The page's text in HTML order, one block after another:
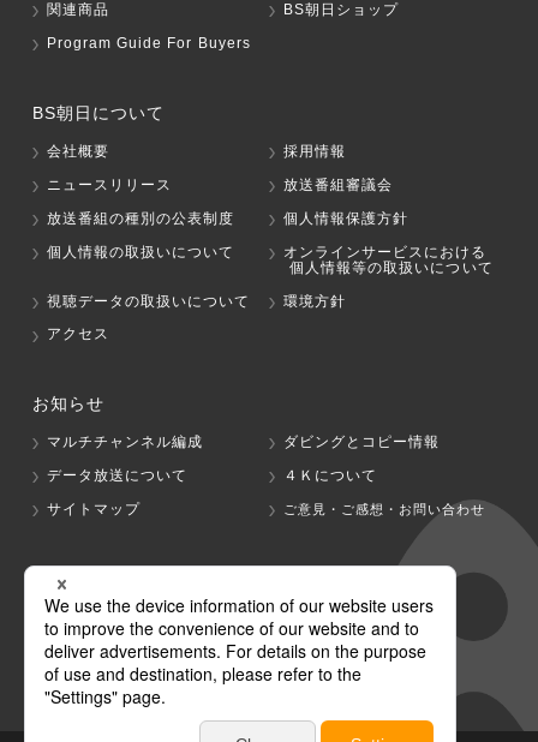
関連商品
BS朝日ショップ
Program Guide For Buyers
BS朝日について
会社概要
採用情報
ニュースリリース
放送番組審議会
放送番組の種別の公表制度
個人情報保護方針
個人情報の取扱いについて
オンラインサービスにおける
個人情報等の取扱いについて
視聴データの取扱いについて
環境方針
アクセス
お知らせ
マルチチャンネル編成
ダビングとコピー情報
データ放送について
４Ｋについて
サイトマップ
ご意見・ご感想・お問い合わせ
グループ会社
テレビ朝日 テレ朝チャンネル